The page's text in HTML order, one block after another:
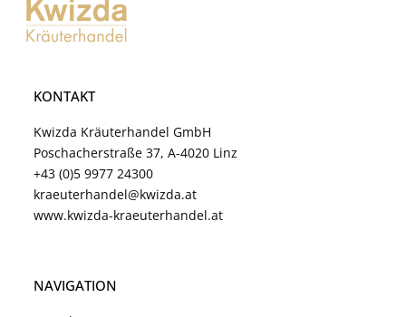
KONTAKT
Kwizda Kräuterhandel GmbH
Poschacherstraße 37, A-4020 Linz
+43 (0)5 9977 24300
kraeuterhandel@kwizda.at
www.kwizda-kraeuterhandel.at
NAVIGATION